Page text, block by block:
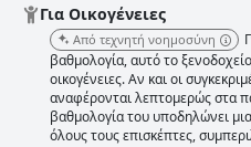
Για Οικογένειες
Από τεχνητή νοημοσύνη
βαθμολογία, αυτό το
οικογένειες. Αν και οι
αναφέρονται λεπτομερώς στα
βαθμολογία του υποδηλώνει
όλους τους επισκέπτες,